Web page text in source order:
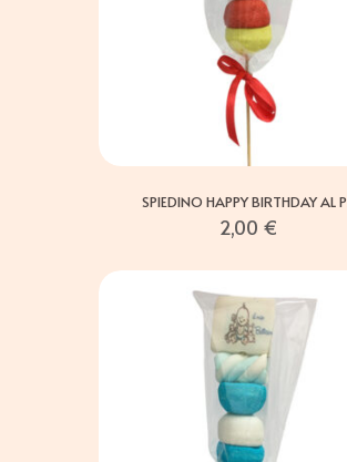
SPIEDINO HAPPY BIRTHDAY AL
2,00 €